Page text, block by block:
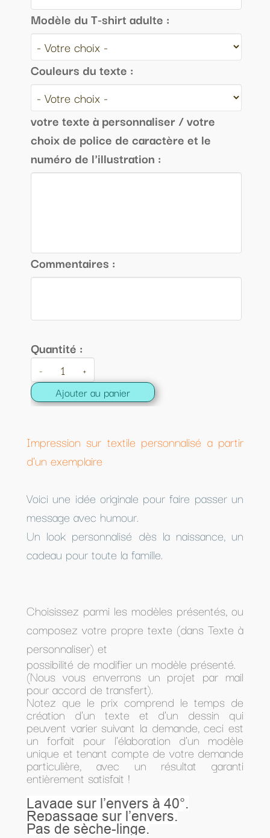
Modèle du T-shirt adulte :
Couleurs du texte :
votre texte à personnaliser / votre
choix de police de caractère et le
numéro de l'illustration :
Commentaires :
Quantité :
- +
Ajouter au panier
Impression sur textile personnalisé a partir
d'un exemplaire
Voici une idée originale pour faire passer un
message avec humour.
Un look personnalisé dès la naissance, un
cadeau pour toute la famille.
Choisissez parmi les modèles présentés, ou
composez votre propre texte (dans Texte à
personnaliser) et
possibilité de modifier un modèle présenté.
(Nous vous enverrons un projet par mail
pour accord de transfert).
Notez que le prix comprend le temps de
création d'un texte et d'un dessin qui
peuvent varier suivant la demande, ceci est
un forfait pour l'élaboration d'un modèle
unique et tenant compte de votre demande
particulière, avec un résultat garanti
entièrement satisfait !
Lavage sur l’envers à 40°.
Repassage sur l’envers.
Pas de sèche-linge.